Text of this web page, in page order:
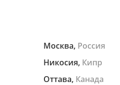
Москва, Россия
Никосия, Кипр
Оттава, Канада